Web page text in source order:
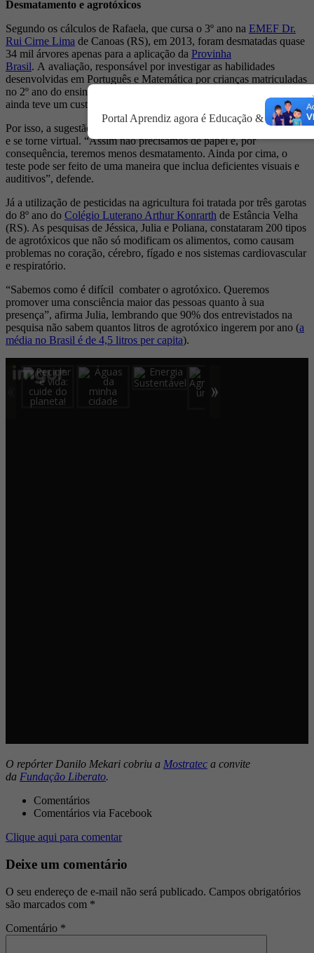
Desmatamento e agrotóxicos
Segundo os cálculos de Rafaela, que cursa o 3º ano na EMEF Dr.
Rui Cirne Lima de Canoas (RS), em 2013, foram desmatadas quase
34 mil árvores apenas para a aplicação da Provinha
Brasil. A avaliação, responsável por investigar as habilidades
desenvolvidas em Português e Matemática por crianças matriculadas
no 2º ano do ensino fundamental das escolas públicas brasileiras,
ainda teve um custo de R$ 51 milhões.
Por isso, a sugestão de Rafaela é que a prova deixe de ser presencial
e se torne virtual. “Assim não precisamos de papel e, por
consequência, teremos menos desmatamento. Ainda por cima, o
teste pode ser feito de uma maneira que inclua deficientes visuais e
auditivos”, defende.
Já a utilização de pesticidas na agricultura foi tratada por três garotas
do 8º ano do Colégio Luterano Arthur Konrarth de Estância Velha
(RS). As pesquisas de Jéssica, Julia e Poliana, constataram 200 tipos
de agrotóxicos que não só modificam os alimentos, como causam
problemas no coração, cérebro, fígado e nos sistemas cardiovascular
e respiratório.
“Sabemos como é difícil combater o agrotóxico. Queremos
promover uma consciência maior das pessoas quanto à sua
presença”, afirma Julia, lembrando que 90% dos entrevistados na
pesquisa não sabem quantos litros de agrotóxico ingerem por ano (a
média no Brasil é de 4,5 litros per capita).
O repórter Danilo Mekari cobriu a Mostratec a convite
da Fundação Liberato.
Comentários
Comentários via Facebook
Clique aqui para comentar
Deixe um comentário
O seu endereço de e-mail não será publicado. Campos obrigatórios
são marcados com *
Comentário *
Portal Aprendiz agora é Educação & Território.